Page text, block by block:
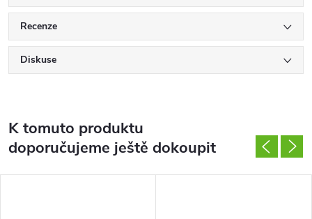
Recenze
Diskuse
K tomuto produktu
doporučujeme ještě dokoupit